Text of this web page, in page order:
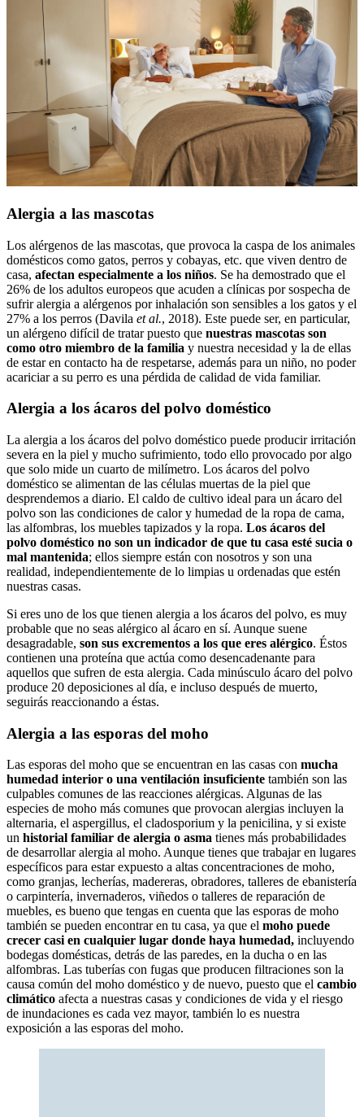
Alergia a las mascotas
Los alérgenos de las mascotas, que provoca la caspa de los animales
domésticos como gatos, perros y cobayas, etc. que viven dentro de
casa, afectan especialmente a los niños. Se ha demostrado que el
26% de los adultos europeos que acuden a clínicas por sospecha de
sufrir alergia a alérgenos por inhalación son sensibles a los gatos y el
27% a los perros (Davila et al., 2018). Este puede ser, en particular,
un alérgeno difícil de tratar puesto que nuestras mascotas son
como otro miembro de la familia y nuestra necesidad y la de ellas
de estar en contacto ha de respetarse, además para un niño, no poder
acariciar a su perro es una pérdida de calidad de vida familiar.
Alergia a los ácaros del polvo doméstico
La alergia a los ácaros del polvo doméstico puede producir irritación
severa en la piel y mucho sufrimiento, todo ello provocado por algo
que solo mide un cuarto de milímetro. Los ácaros del polvo
doméstico se alimentan de las células muertas de la piel que
desprendemos a diario. El caldo de cultivo ideal para un ácaro del
polvo son las condiciones de calor y humedad de la ropa de cama,
las alfombras, los muebles tapizados y la ropa. Los ácaros del
polvo doméstico no son un indicador de que tu casa esté sucia o
mal mantenida; ellos siempre están con nosotros y son una
realidad, independientemente de lo limpias u ordenadas que estén
nuestras casas.
Si eres uno de los que tienen alergia a los ácaros del polvo, es muy
probable que no seas alérgico al ácaro en sí. Aunque suene
desagradable, son sus excrementos a los que eres alérgico. Éstos
contienen una proteína que actúa como desencadenante para
aquellos que sufren de esta alergia. Cada minúsculo ácaro del polvo
produce 20 deposiciones al día, e incluso después de muerto,
seguirás reaccionando a éstas.
Alergia a las esporas del moho
Las esporas del moho que se encuentran en las casas con mucha
humedad interior o una ventilación insuficiente también son las
culpables comunes de las reacciones alérgicas. Algunas de las
especies de moho más comunes que provocan alergias incluyen la
alternaria, el aspergillus, el cladosporium y la penicilina, y si existe
un historial familiar de alergia o asma tienes más probabilidades
de desarrollar alergia al moho. Aunque tienes que trabajar en lugares
específicos para estar expuesto a altas concentraciones de moho,
como granjas, lecherías, madereras, obradores, talleres de ebanistería
o carpintería, invernaderos, viñedos o talleres de reparación de
muebles, es bueno que tengas en cuenta que las esporas de moho
también se pueden encontrar en tu casa, ya que el moho puede
crecer casi en cualquier lugar donde haya humedad, incluyendo
bodegas domésticas, detrás de las paredes, en la ducha o en las
alfombras. Las tuberías con fugas que producen filtraciones son la
causa común del moho doméstico y de nuevo, puesto que el cambio
climático afecta a nuestras casas y condiciones de vida y el riesgo
de inundaciones es cada vez mayor, también lo es nuestra
exposición a las esporas del moho.